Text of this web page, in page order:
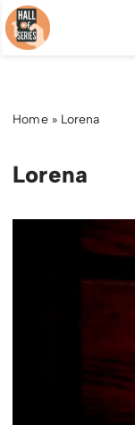
Vai
Home» Lorena
Lorena